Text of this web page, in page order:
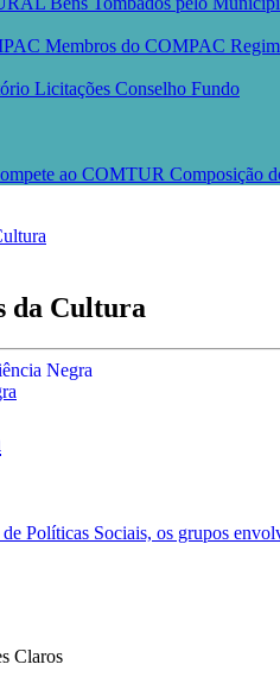
Membros do COMPAC
Licitações Conselho Fundo
ao COMTUR Composição
da Cultura
Políticas Sociais, os grupos
Claros